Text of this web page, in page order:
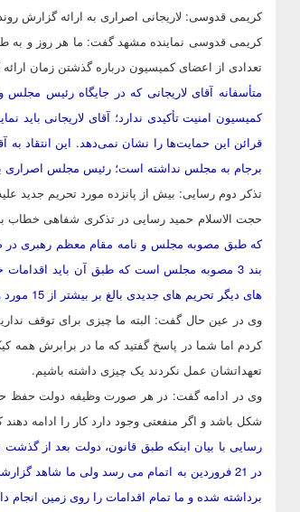
کریمی قدوسی: لاریجانی اصراری به ارائه گزارش
کریمی قدوسی نماینده مشهد گفت: ما هر روز و به
تعدادی از اعضای کمیسیون درباره گذشتن زمان
متأسفانه آقای لاریجانی که در جایگاه رئیس
کمیسیون امنیت تأکیدی ندارد؛ آقای لاریجانی باید
قرائن این حمایت‌ها را نشان نمی‌دهد. این انتقاد به
برجام به مجلس نداشته است؛ رئیس مجلس اصراری
تذکر دوم رسایی: بیش از پانزده مورد تحریم جدید
حجت الاسلام حمید رسایی در تذکری شفاهی
که طبق مصوبه مجلس و نامه مقام معظم رهبری در
بند 3 مصوبه مجلس است که طبق آن باید
های دیگر تحریم های جدیدی بالغ بر بیشتر از 15 مورد وضع کرده اند.
وی در عین حال گفت: البته ما چیزی برای توقف
کردم اما شما در پاسخ گفتید که ما در برابرش همه
تعهداتشان عمل نکردند یک چیزی داشته باشیم.‌
وی در ادامه گفت: در هر صورت وظیفه دولت حفظ
شکل باشد و اگر منفعتی وجود دارد کار را ادامه
رسایی با بیان اینکه طبق قانون، دولت بعد از
در 21 فروردین به اتمام می رسد ولی ما شاهد
برداشته شده و ما تمام اقدامات را روی زمین انجام